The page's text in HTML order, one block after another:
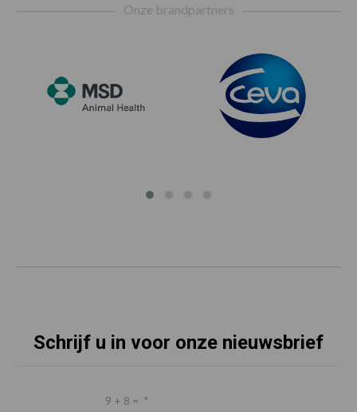
Onze brandpartners
Schrijf u in voor onze nieuwsbrief
9 + 8 = *